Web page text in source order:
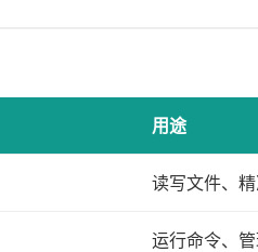
用途
读写文件、
运行命令、